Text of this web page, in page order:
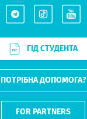
ГІД СТУДЕНТА
ПОТРІБНА ДОПОМОГА?
FOR PARTNERS